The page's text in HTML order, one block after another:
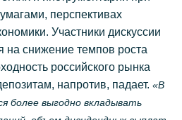
перспективах
Участники дискуссии
на снижение темпов роста
российского рынка
напротив, падает. «В
более выгодно вкладывать